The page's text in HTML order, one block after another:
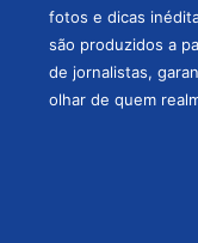
fotos e dicas
são produzidos a
de jornalistas,
olhar de quem